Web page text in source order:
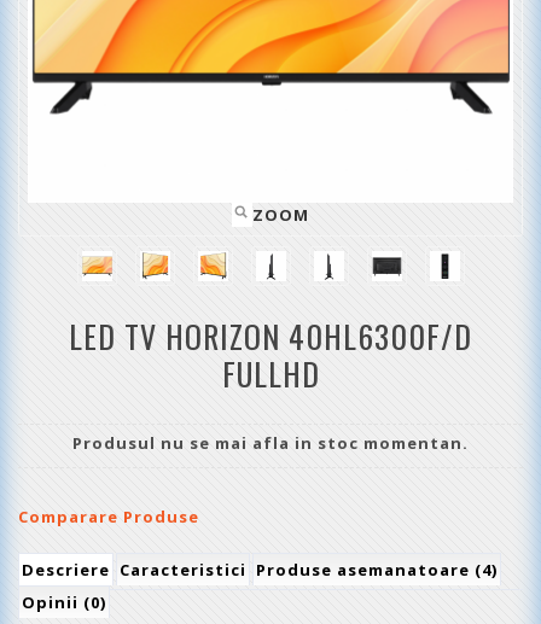
ZOOM
LED TV HORIZON 40HL6300F/D
FULLHD
Produsul nu se mai afla in stoc momentan.
Comparare Produse
Descriere Caracteristici
Produse asemanatoare (4)
Opinii (0)